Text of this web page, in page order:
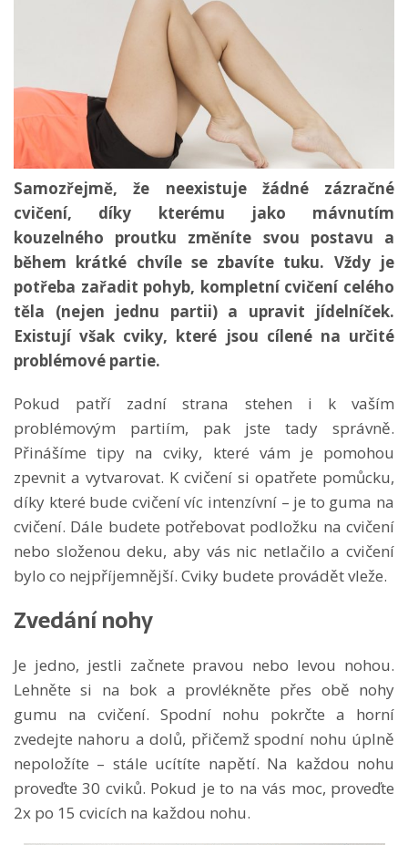
Samozřejmě, že neexistuje žádné zázračné
cvičení, díky kterému jako mávnutím
kouzelného proutku změníte svou postavu a
během krátké chvíle se zbavíte tuku. Vždy je
potřeba zařadit pohyb, kompletní cvičení celého
těla (nejen jednu partii) a upravit jídelníček.
Existují však cviky, které jsou cílené na určité
problémové partie.
Pokud patří zadní strana stehen i k vaším
problémovým partiím, pak jste tady správně.
Přinášíme tipy na cviky, které vám je pomohou
zpevnit a vytvarovat. K cvičení si opatřete pomůcku,
díky které bude cvičení víc intenzívní – je to guma na
cvičení. Dále budete potřebovat podložku na cvičení
nebo složenou deku, aby vás nic netlačilo a cvičení
bylo co nejpříjemnější. Cviky budete provádět vleže.
Zvedání nohy
Je jedno, jestli začnete pravou nebo levou nohou.
Lehněte si na bok a provlékněte přes obě nohy
gumu na cvičení. Spodní nohu pokrčte a horní
zvedejte nahoru a dolů, přičemž spodní nohu úplně
nepoložíte – stále ucítíte napětí. Na každou nohu
proveďte 30 cviků. Pokud je to na vás moc, proveďte
2x po 15 cvicích na každou nohu.